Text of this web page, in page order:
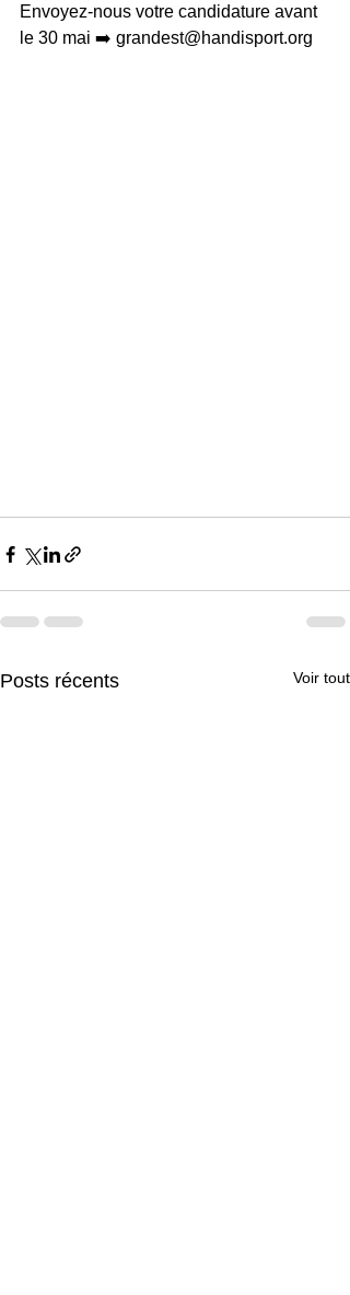
Envoyez-nous votre candidature avant
le 30 mai ➡️ grandest@handisport.org
Posts récents Voir tout